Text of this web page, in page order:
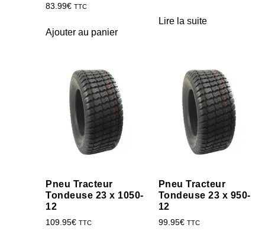
83.99€ TTC
Ajouter au panier
Lire la suite
Pneu Tracteur
Tondeuse 23 x 1050-
12
109.95€ TTC
Pneu Tracteur
Tondeuse 23 x 950-
12
99.95€ TTC